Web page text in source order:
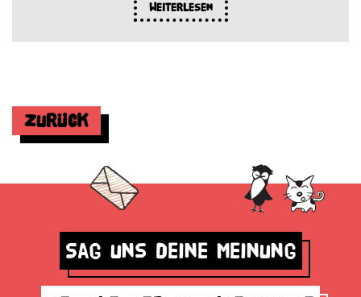
Weiterlesen
Zurück
Sag uns deine Meinung